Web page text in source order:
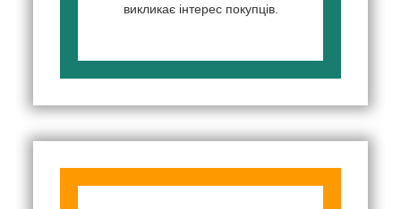
викликає інтерес покупців.